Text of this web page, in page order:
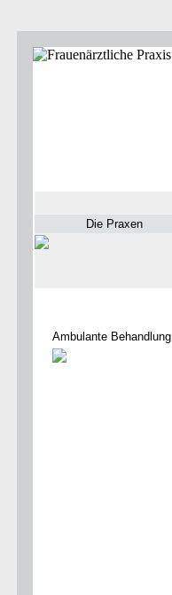
Ambulante Behandlung
Die Praxen